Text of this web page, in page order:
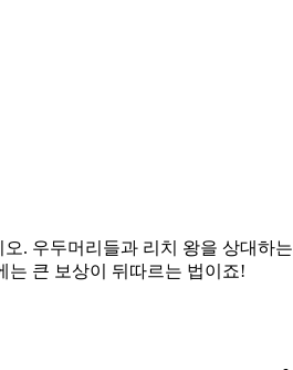
. 우두머리들과 리치 왕을 상대하는
는 큰 보상이 뒤따르는 법이죠!